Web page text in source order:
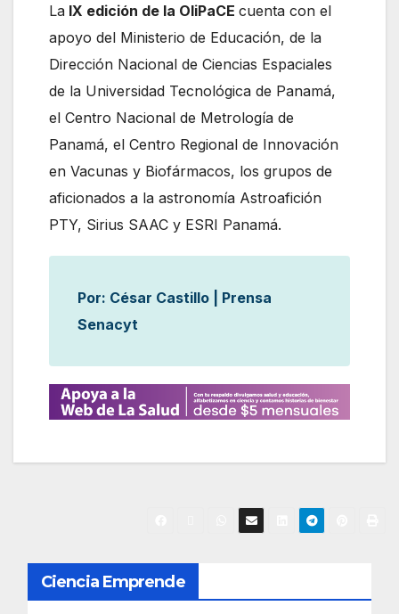
La IX edición de la OliPaCE cuenta con el
apoyo del Ministerio de Educación, de la
Dirección Nacional de Ciencias Espaciales
de la Universidad Tecnológica de Panamá,
el Centro Nacional de Metrología de
Panamá, el Centro Regional de Innovación
en Vacunas y Biofármacos, los grupos de
aficionados a la astronomía Astroafición
PTY, Sirius SAAC y ESRI Panamá.
Por: César Castillo | Prensa
Senacyt
N
a
Ciencia Emprende